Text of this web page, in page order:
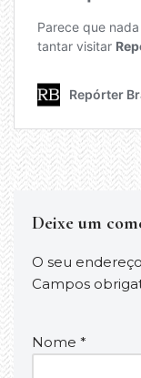
Deixe um
O seu
Campos
Nome *